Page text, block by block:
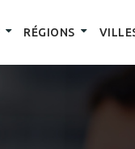
RÉGIONS